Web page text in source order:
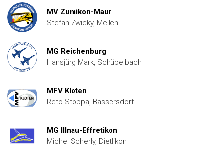
MV Zumikon-Maur
Stefan Zwicky, Meilen
MG Reichenburg
Hansjürg Mark, Schübelbach
MFV Kloten
Reto Stoppa, Bassersdorf
MG Illnau-Effretikon
Michel Scherly, Dietlikon